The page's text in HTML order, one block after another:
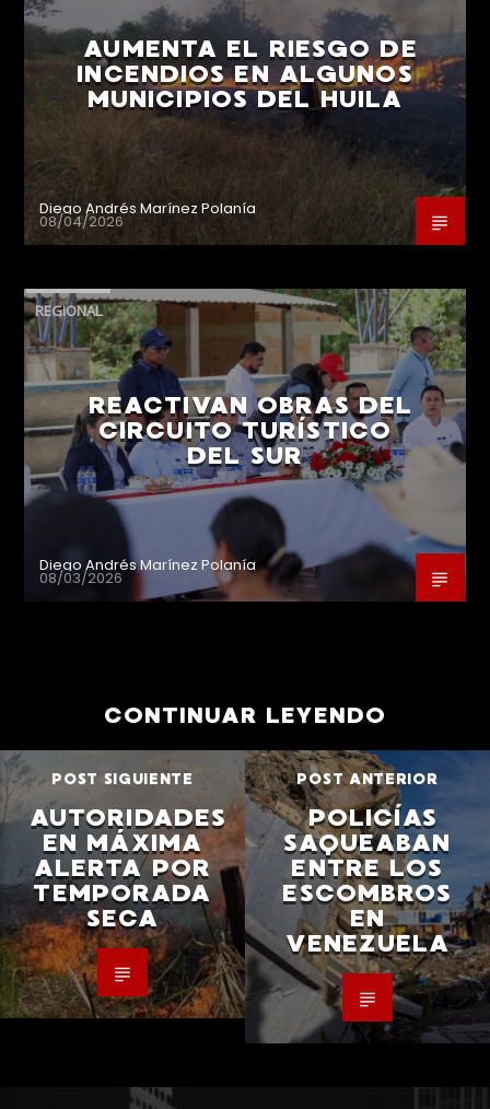
AUMENTA EL RIESGO DE
INCENDIOS EN ALGUNOS
MUNICIPIOS DEL HUILA
Diego Andrés Marínez Polanía
08/04/2026
REGIONAL
REACTIVAN OBRAS DEL
CIRCUITO TURÍSTICO
DEL SUR
Diego Andrés Marínez Polanía
08/03/2026
CONTINUAR LEYENDO
POST SIGUIENTE
AUTORIDADES
EN MÁXIMA
ALERTA POR
TEMPORADA
SECA
POST ANTERIOR
POLICÍAS
SAQUEABAN
ENTRE LOS
ESCOMBROS
EN
VENEZUELA